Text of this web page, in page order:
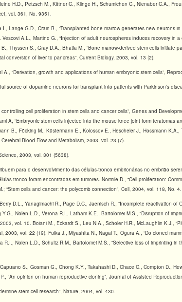
H.D., Petzsch M., Kittner C., Klinge H., Schumichen C., Nienaber C.A.,
vol. 361, No. 9351.
Lange G.D., Crain B., “Transplanted bone marrow generates new neurons
A.L., Martino G., “Injection of adult neurospheres induces recovery in
Thyssen S., Gray D.A., Bhatia M., “Bone marrow-derived stem cells initiate
conversion of liver to pancreas”, Current Biology, 2003, vol. 13 (2).
A., “Derivation, growth and applications of human embryonic stem cells”,
source of dopamine neurons for transplant into patients with Parkinson’s
cell proliferation in stem cells and cancer cells”, Genes and
A, “Embryonic stem cells injected into the mouse knee joint form teratomas
B., Föcking M., Küstermann E., Kolossov E., Hescheler J., Hossmann
Blood Flow and Metabolism, 2003, vol. 23 (7).
2003, vol. 301 (5638).
para o desenvolvimento das células-tronco embrionárias no embrião
tronco foram encontradas em tumores. Normile D., “Cell proliferation:
“Stem cells and cancer: the polycomb connection”, Cell, 2004, vol. 118, No. 4.
D.L., Yanagimachi R., Page D.C., Jaenisch R., “Incomplete reactivation of
Nolen L.D., Verona R.I., Latham K.E., Bartolomei M.S., “Disruption of
vol. 10. Boiani M., Eckardt S., Leu N.A., Scholer H.R., McLaughlin K.J.,
2003, vol. 22 (19). Fulka J., Miyashita N., Nagai T., Ogura A., “Do cloned
Nolen L.D., Schultz R.M., Bartolomei M.S., “Selective loss of imprinting
S., Gosman G., Chong K.Y., Takahashi D., Chace C., Compton D.,
“An opinion on human reproductive cloning”, Journal of Assisted
stem-cell research”, Nature, 2004, vol. 430.